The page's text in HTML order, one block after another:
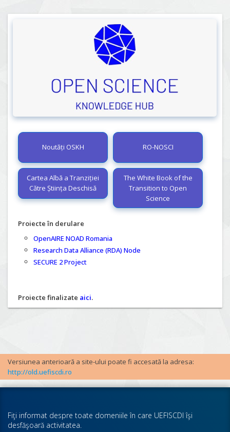
Noutăți OSKH RO-NOSCI
Cartea Albă a Tranziției
Către Știința Deschisă
The White Book of the
Transition to Open
Science
Proiecte în derulare
OpenAIRE NOAD Romania
Research Data Alliance (RDA) Node
SECURE 2 Project
Proiecte finalizate aici.
Versiunea anterioară a site-ului poate fi accesată la adresa:
http://old.uefiscdi.ro
Fiţi informat despre toate domeniile în care UEFISCDI îşi
desfăşoară activitatea.